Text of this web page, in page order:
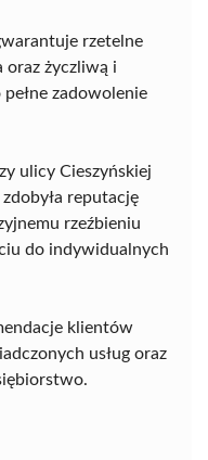
rzetelne
oraz życzliwą i
zadowolenie
ulicy Cieszyńskiej
reputację
rzeźbieniu
do indywidualnych
klientów
usług oraz